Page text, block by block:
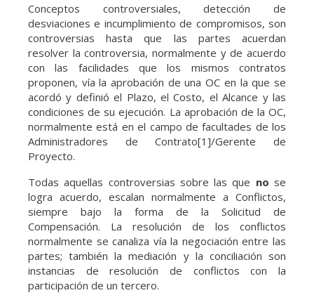
Conceptos controversiales, detección de
desviaciones e incumplimiento de compromisos, son
controversias hasta que las partes acuerdan
resolver la controversia, normalmente y de acuerdo
con las facilidades que los mismos contratos
proponen, vía la aprobación de una OC en la que se
acordó y definió el Plazo, el Costo, el Alcance y las
condiciones de su ejecución. La aprobación de la OC,
normalmente está en el campo de facultades de los
Administradores de Contrato[1]/Gerente de
Proyecto.
Todas aquellas controversias sobre las que no se
logra acuerdo, escalan normalmente a Conflictos,
siempre bajo la forma de la Solicitud de
Compensación. La resolución de los conflictos
normalmente se canaliza vía la negociación entre las
partes; también la mediación y la conciliación son
instancias de resolución de conflictos con la
participación de un tercero.